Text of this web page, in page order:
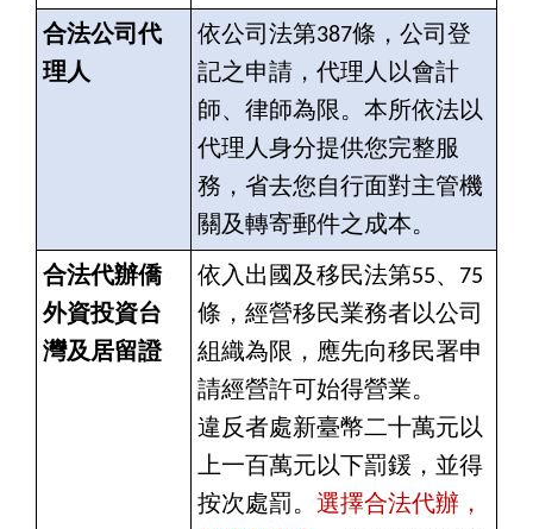
合法公司代
理人
依公司法第387條，公司登
記之申請，代理人以會計
師、律師為限。本所依法以
代理人身分提供您完整服
務，省去您自行面對主管機
關及轉寄郵件之成本。
合法代辦僑
外資投資台
灣及居留證
依入出國及移民法第55、75
條，經營移民業務者以公司
組織為限，應先向移民署申
請經營許可始得營業。
違反者處新臺幣二十萬元以
上一百萬元以下罰鍰，並得
按次處罰。 選擇合法代辦，